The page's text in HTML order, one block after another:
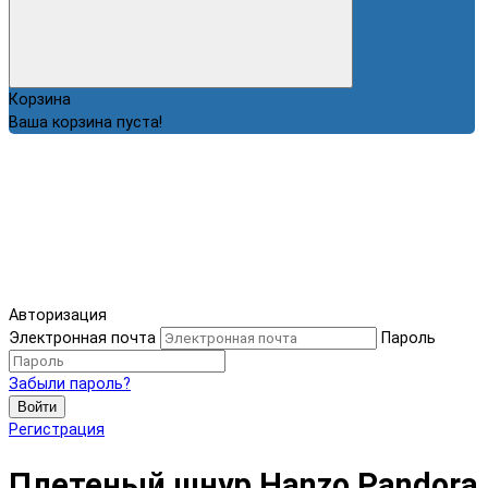
Корзина
Ваша корзина пуста!
Авторизация
Электронная почта
Пароль
Забыли пароль?
Войти
Регистрация